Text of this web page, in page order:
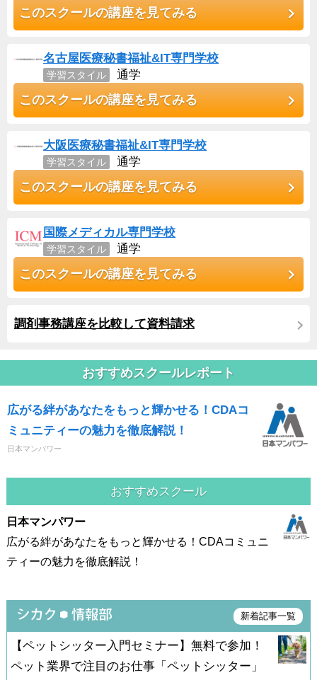
このスクールの講座を見てみる
名古屋医療秘書福祉&IT専門学校
学習スタイル 通学
このスクールの講座を見てみる
大阪医療秘書福祉&IT専門学校
学習スタイル 通学
このスクールの講座を見てみる
国際メディカル専門学校
学習スタイル 通学
このスクールの講座を見てみる
調剤事務講座を比較して資料請求
おすすめスクールレポート
広がる絆があなたをもっと輝かせる！CDAコ
ミュニティーの魅力を徹底解説！
日本マンパワー
おすすめスクール
日本マンパワー
広がる絆があなたをもっと輝かせる！CDAコミュニ
ティーの魅力を徹底解説！
新着記事一覧
【ペットシッター入門セミナー】無料で参加！
ペット業界で注目のお仕事「ペットシッター」